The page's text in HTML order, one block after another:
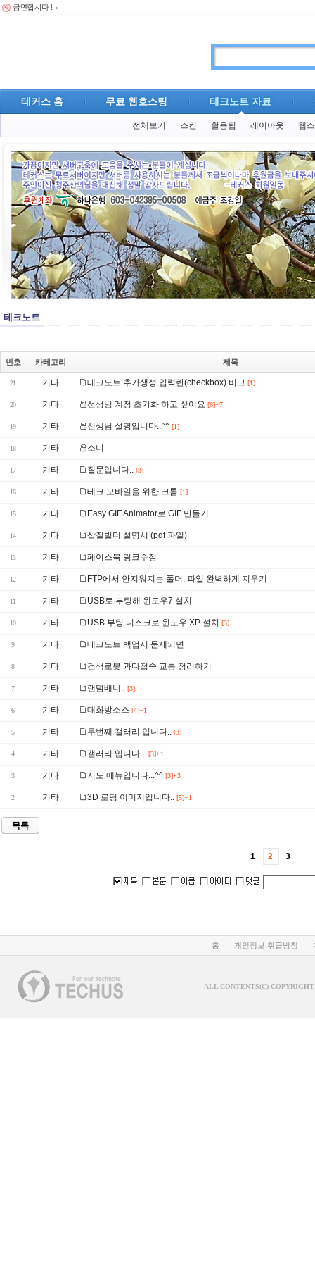
테커스 홈 무료 웹호스팅 테크노트 자료
전체보기 스킨 활용팁 레이아웃 웹
테크노트
번호 카테고리 제목
21 기타 테크노트 추가생성 입력란(checkbox) 버그 [1]
20 기타 선생님 계정 초기화 하고 싶어요 [6]+7
19 기타 선생님 설명입니다..^^ [1]
18 기타 소니
17 기타 질문입니다.. [3]
16 기타 테크 모바일을 위한 크롬 [1]
15 기타 Easy GIF Animator로 GIF 만들기
14 기타 삽질빌더 설명서 (pdf 파일)
13 기타 페이스북 링크수정
12 기타 FTP에서 안지워지는 폴더, 파일 완벽하게 지우기
11 기타 USB로 부팅해 윈도우7 설치
10 기타 USB 부팅 디스크로 윈도우 XP 설치 [3]
9 기타 테크노트 백업시 문제되면
8 기타 검색로봇 과다접속 교통 정리하기
7 기타 랜덤배너.. [3]
6 기타 대화방소스 [4]+1
5 기타 두번째 갤러리 입니다.. [3]
4 기타 갤러리 입니다... [3]+1
3 기타 지도 메뉴입니다...^^ [3]+3
2 기타 3D 로딩 이미지입니다.. [5]+1
목록
1 2 3
홈 개인정보 취급방침
ALL CONTENTS(C)